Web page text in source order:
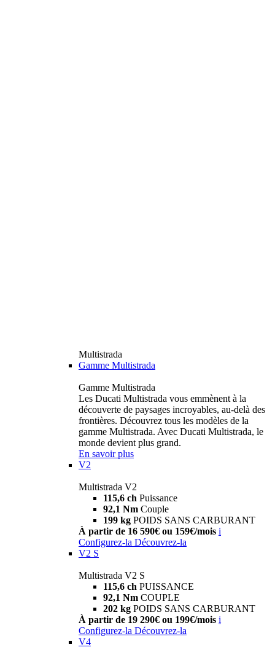
Multistrada
Gamme Multistrada
Gamme Multistrada
Les Ducati Multistrada vous emmènent à la
découverte de paysages incroyables, au-delà des
frontières. Découvrez tous les modèles de la
gamme Multistrada. Avec Ducati Multistrada, le
monde devient plus grand.
En savoir plus
V2
Multistrada V2
115,6 ch Puissance
92,1 Nm Couple
199 kg POIDS SANS CARBURANT
À partir de 16 590€ ou 159€/mois i
Configurez-la Découvrez-la
V2 S
Multistrada V2 S
115,6 ch PUISSANCE
92,1 Nm COUPLE
202 kg POIDS SANS CARBURANT
À partir de 19 290€ ou 199€/mois i
Configurez-la Découvrez-la
V4